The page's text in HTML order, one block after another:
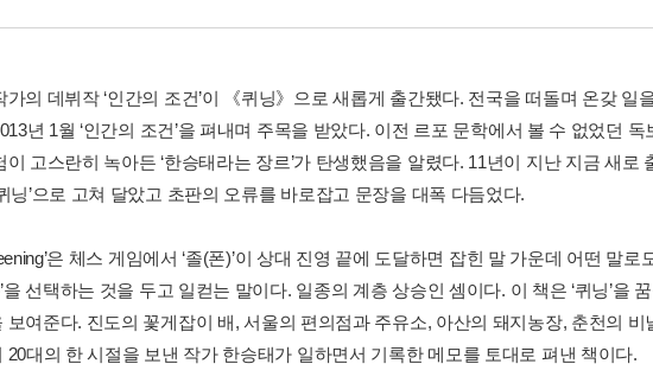
가의 데뷔작 ‘인간의 조건’이 《퀴닝》으로 새롭게 출간됐다. 전국을 떠돌며 온갖 일
년 1월 ‘인간의 조건’을 펴내며 주목을 받았다. 이전 르포 문학에서 볼 수 없었던
이 고스란히 녹아든 ‘한승태라는 장르’가 탄생했음을 알렸다. 11년이 지난 지금 새로
닝’으로 고쳐 달았고 초판의 오류를 바로잡고 문장을 대폭 다듬었다.
은 체스 게임에서 ‘졸(폰)’이 상대 진영 끝에 도달하면 잡힌 말 가운데 어떤 말
을 선택하는 것을 두고 일컫는 말이다. 일종의 계층 상승인 셈이다. 이 책은 ‘퀴닝’을
보여준다. 진도의 꽃게잡이 배, 서울의 편의점과 주유소, 아산의 돼지농장, 춘천의
20대의 한 시절을 보낸 작가 한승태가 일하면서 기록한 메모를 토대로 펴낸 책이다.